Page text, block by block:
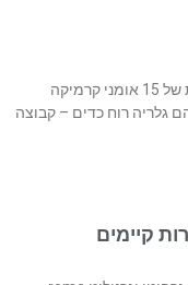
545366424 גלריה רוח כדים – קבוצה שיתופית של 15 אומני קרמיקה
גלריה רוח כדים – קבוצה
קיימים